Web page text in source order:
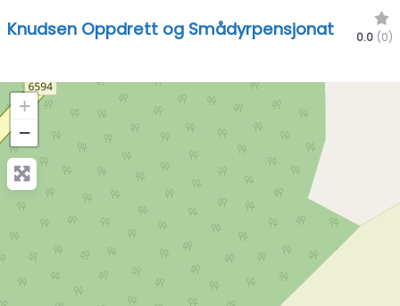
Knudsen Oppdrett og Smådyrpensjonat 0.0 (0)
+
−